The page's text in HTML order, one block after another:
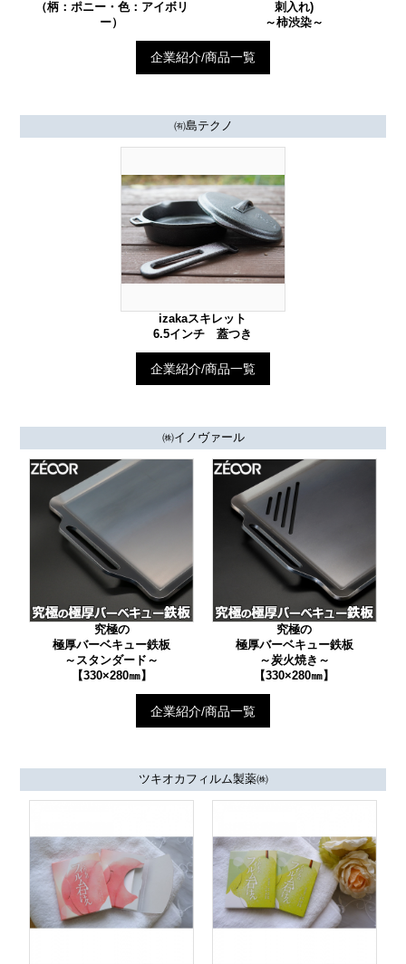
（柄：ポニー・色：アイボリ
ー）
刺入れ)
～柿渋染～
企業紹介/商品一覧
㈲島テクノ
izakaスキレット
6.5インチ 蓋つき
企業紹介/商品一覧
㈱イノヴァール
究極の
極厚バーベキュー鉄板
～スタンダード～
【330×280㎜】
究極の
極厚バーベキュー鉄板
～炭火焼き～
【330×280㎜】
企業紹介/商品一覧
ツキオカフィルム製薬㈱